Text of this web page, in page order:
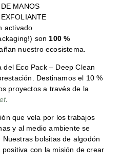
MANOS
activado
son 100 %
nuestro ecosistema.
Eco Pack – Deep Clean
Destinamos el 10 %
proyectos a través de la
.
que vela por los trabajos
y al medio ambiente se
Nuestras bolsitas de algodón
con la misión de crear